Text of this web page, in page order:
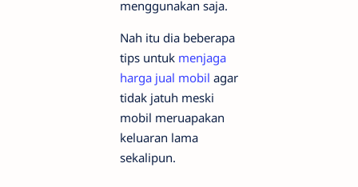
menggunakan saja.
Nah itu dia beberapa
tips untuk menjaga
harga jual mobil agar
tidak jatuh meski
mobil meruapakan
keluaran lama
sekalipun.